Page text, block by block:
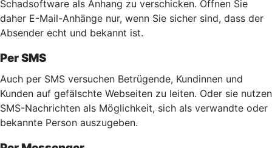
Schadsoftware als Anhang zu verschicken. Öffnen Sie
daher E-Mail-Anhänge nur, wenn Sie sicher sind, dass der
Absender echt und bekannt ist.
Per SMS
Auch per SMS versuchen Betrügende, Kundinnen und
Kunden auf gefälschte Webseiten zu leiten. Oder sie nutzen
SMS-Nachrichten als Möglichkeit, sich als verwandte oder
bekannte Person auszugeben.